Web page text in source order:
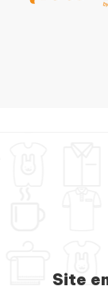
Site